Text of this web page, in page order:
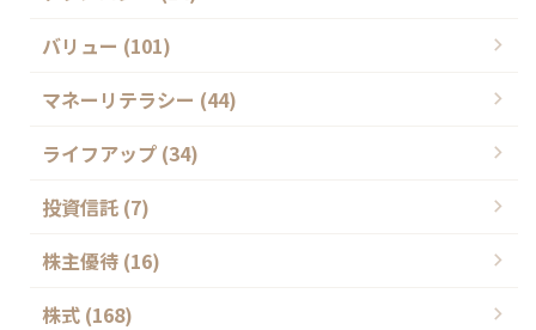
バリュー (101)
マネーリテラシー (44)
ライフアップ (34)
投資信託 (7)
株主優待 (16)
株式 (168)